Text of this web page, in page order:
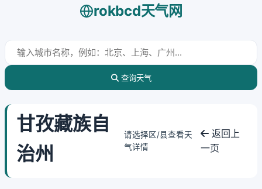
rokbcd天气网
查询天气
甘孜藏族自
治州
请选择区/县查看天
气详情
返回上
一页